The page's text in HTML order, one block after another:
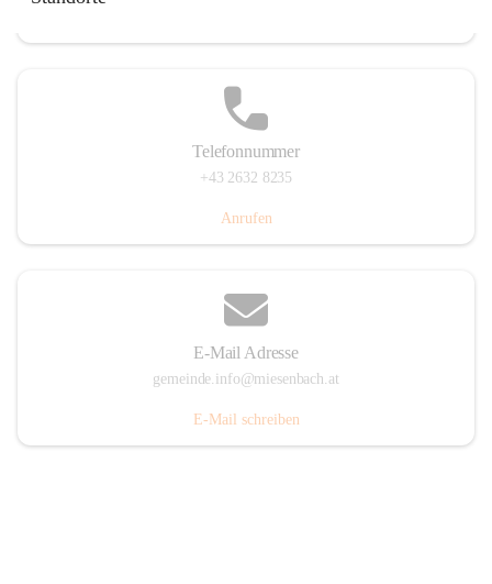
Telefonnummer
+43 2632 8235
Anrufen
E-Mail Adresse
gemeinde.info@miesenbach.at
E-Mail schreiben